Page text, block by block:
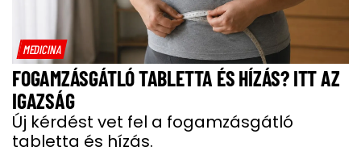
MEDICINA
FOGAMZÁSGÁTLÓ TABLETTA ÉS HÍZÁS? ITT AZ
IGAZSÁG
Új kérdést vet fel a fogamzásgátló
tabletta és hízás.